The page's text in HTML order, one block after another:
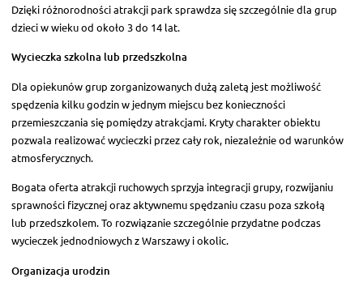
Dzięki różnorodności atrakcji park sprawdza się szczególnie dla grup
dzieci w wieku od około 3 do 14 lat.
Wycieczka szkolna lub przedszkolna
Dla opiekunów grup zorganizowanych dużą zaletą jest możliwość
spędzenia kilku godzin w jednym miejscu bez konieczności
przemieszczania się pomiędzy atrakcjami. Kryty charakter obiektu
pozwala realizować wycieczki przez cały rok, niezależnie od warunków
atmosferycznych.
Bogata oferta atrakcji ruchowych sprzyja integracji grupy, rozwijaniu
sprawności fizycznej oraz aktywnemu spędzaniu czasu poza szkołą
lub przedszkolem. To rozwiązanie szczególnie przydatne podczas
wycieczek jednodniowych z Warszawy i okolic.
Organizacja urodzin